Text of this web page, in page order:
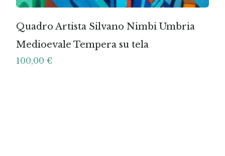
Quadro Artista Silvano Nimbi Umbria
Medioevale Tempera su tela
100,00 €